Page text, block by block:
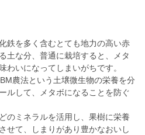
鉄を多く含むとても地力の高い赤
土な分、普通に栽培すると、メタ
わいになってしまいがちです。
農法という土壌微生物の栄養を分
ルして、メタボになることを防ぐ
のミネラルを活用し、果樹に栄養
せて、しまりがあり豊かなおいし